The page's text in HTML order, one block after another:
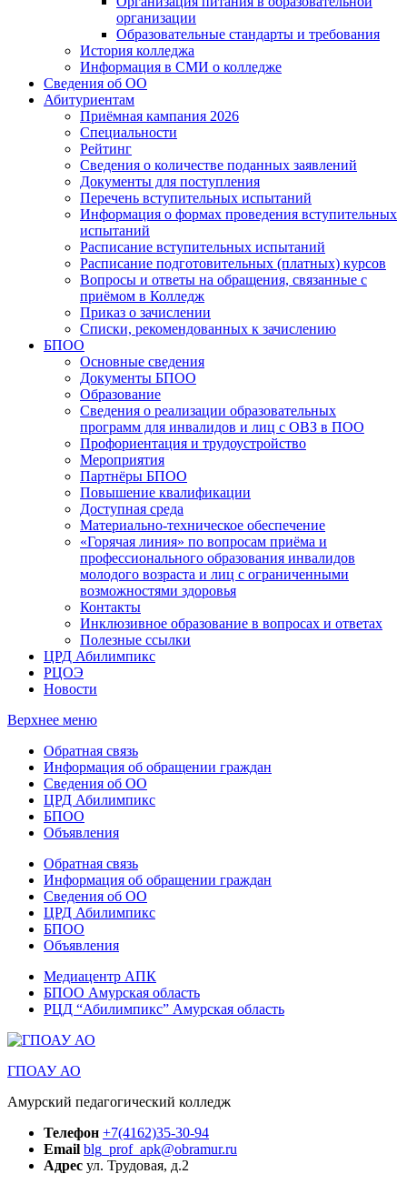
организации
Образовательные стандарты и требования
История колледжа
Информация в СМИ о колледже
Сведения об ОО
Абитуриентам
Приёмная кампания 2026
Специальности
Рейтинг
Сведения о количестве поданных заявлений
Документы для поступления
Перечень вступительных испытаний
Информация о формах проведения вступительных
испытаний
Расписание вступительных испытаний
Расписание подготовительных (платных) курсов
Вопросы и ответы на обращения, связанные с
приёмом в Колледж
Приказ о зачислении
Списки, рекомендованных к зачислению
БПОО
Основные сведения
Документы БПОО
Образование
Сведения о реализации образовательных
программ для инвалидов и лиц с ОВЗ в ПОО
Профориентация и трудоустройство
Мероприятия
Партнёры БПОО
Повышение квалификации
Доступная среда
Материально-техническое обеспечение
«Горячая линия» по вопросам приёма и
профессионального образования инвалидов
молодого возраста и лиц с ограниченными
возможностями здоровья
Контакты
Инклюзивное образование в вопросах и ответах
Полезные ссылки
ЦРД Абилимпикс
РЦОЭ
Новости
Верхнее меню
Обратная связь
Информация об обращении граждан
Сведения об ОО
ЦРД Абилимпикс
БПОО
Объявления
Обратная связь
Информация об обращении граждан
Сведения об ОО
ЦРД Абилимпикс
БПОО
Объявления
Медиацентр АПК
БПОО Амурская область
РЦД “Абилимпикс” Амурская область
ГПОАУ АО
Амурский педагогический колледж
Телефон +7(4162)35-30-94
Email blg_prof_apk@obramur.ru
Адрес ул. Трудовая, д.2